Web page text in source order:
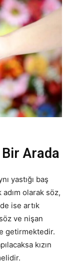
Arada
yastığı baş
adım olarak söz,
ise artık
ve nişan
getirmektedir.
kızın